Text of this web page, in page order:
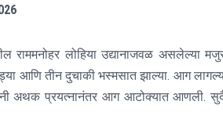
राममनोहर लोहिया उद्यानाजवळ असलेल्या
आणि तीन दुचाकी भस्मसात झाल्या. आग
अथक प्रयत्नानंतर आग आटोक्यात आणली.